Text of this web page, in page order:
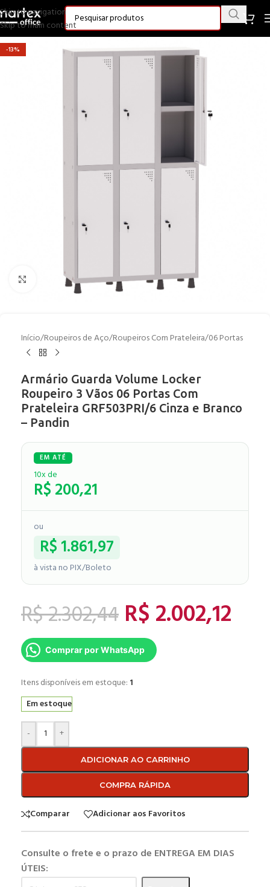
Skip to navigation
Skip to main content
-13%
Clique para ampliar
Início/Roupeiros de Aço/Roupeiros Com Prateleira/06 Portas
Armário Guarda Volume Locker
Roupeiro 3 Vãos 06 Portas Com
Prateleira GRF503PRI/6 Cinza e Branco
– Pandin
10x de
R$200,21
ou
R$1.861,97
à vista no PIX/Boleto
R$2.302,44 R$2.002,12
Comprar por WhatsApp
Itens disponíveis em estoque: 1
Em estoque
- +
ADICIONAR AO CARRINHO
COMPRA RÁPIDA
Comparar Adicionar aos Favoritos
Consulte o frete e o prazo de ENTREGA EM DIAS
ÚTEIS: